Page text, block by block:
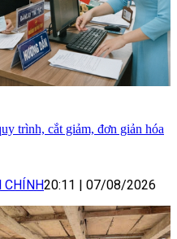
trình, cắt giảm, đơn giản hóa
CHÍNH20:11 07/08/2026